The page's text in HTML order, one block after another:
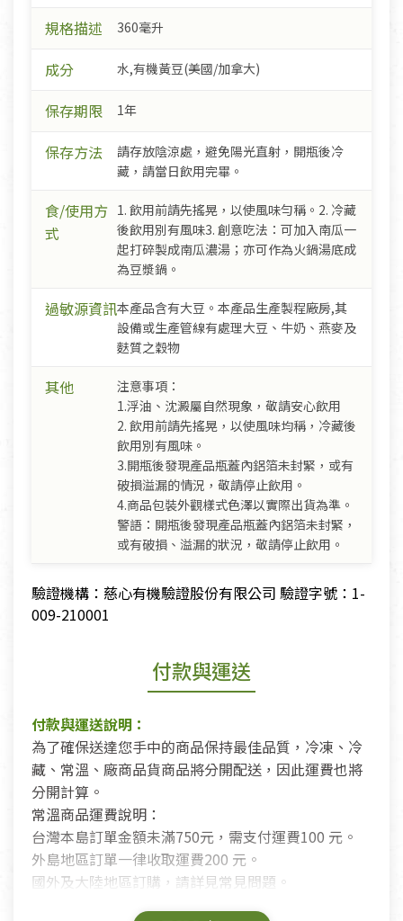
規格描述 360毫升
成分 水,有機黃豆(美國/加拿大)
保存期限 1年
保存方法
請存放陰涼處，避免陽光直射，開瓶後冷
藏，請當日飲用完畢。
食/使用方
式
1. 飲用前請先搖晃，以使風味勻稱。2. 冷藏
後飲用別有風味3. 創意吃法：可加入南瓜一
起打碎製成南瓜濃湯；亦可作為火鍋湯底成
為豆漿鍋。
過敏源資訊本產品含有大豆。本產品生產製程廠房,其
設備或生產管線有處理大豆、牛奶、燕麥及
麩質之穀物
其他
注意事項：
1.浮油、沈澱屬自然現象，敬請安心飲用
2. 飲用前請先搖晃，以使風味均稱，冷藏後
飲用別有風味。
3.開瓶後發現產品瓶蓋內鋁箔未封緊，或有
破損溢漏的情況，敬請停止飲用。
4.商品包裝外觀樣式色澤以實際出貨為準。
警語：開瓶後發現產品瓶蓋內鋁箔未封緊，
或有破損、溢漏的狀況，敬請停止飲用。
驗證機構：慈心有機驗證股份有限公司 驗證字號：1-
009-210001
付款與運送
付款與運送說明：
為了確保送達您手中的商品保持最佳品質，冷凍、冷
藏、常溫、廠商品貨商品將分開配送，因此運費也將
分開計算。
常溫商品運費說明：
台灣本島訂單金額未滿750元，需支付運費100 元。
外島地區訂單一律收取運費200 元。
國外及大陸地區訂購，請詳見常見問題。